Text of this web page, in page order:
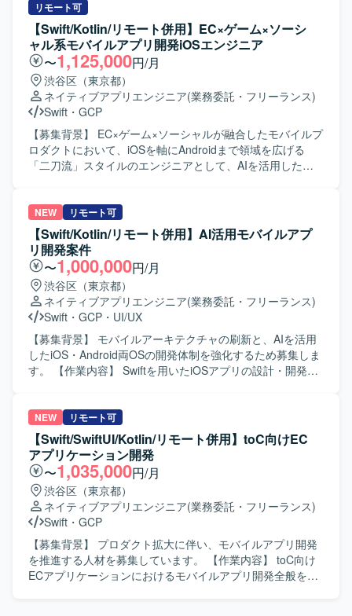
後続工程まで広く関わっていただけます。業務系モバイル
アプリや位置情報・写真登録などの機能を通じて、現場業
務の効率化や安全性向上に貢献できる点が魅力です。今
後、AI開発支援ツールを活用した開発手法の検討にも関与
いただける可能性があります。 【開発環境】
iOS（iPhone）向けアプリケーション開発環境を想定してお
り、Swiftを用いた開発を行います。バックエンドではJava
／Spring Boot、フロントエンドではReact等の技術スタッ
クと連携する想定です。また、AI開発支援ツールの活用を
検討している環境です。
装、テストまで一連の工程をご担当いただきます。また、
開発に関連する各種ドキュメントの作成も実施いただきま
す。 【求める人物像】 モバイルアプリ開発において主体的
に設計から実装、テストまで対応できる方を求めておりま
す。関係者とコミュニケーションを取りながら、品質とユ
ーザビリティを意識した開発ができる方を歓迎いたしま
す。 【ポジションの魅力】 金融系ネットバンキングサービ
スの開発に関わることで、大規模なユーザーを持つサービ
スのモバイルアプリ開発経験を積むことができます。
iOS/Androidいずれかの専門性を活かしつつ、金融ドメイン
の知見も深めていただけます。 【開発環境】 iOS/Android
リモート可
【Swift/Kotlin/リモート併用】EC×ゲーム×ソーシ
ャル系モバイルアプリ開発iOSエンジニア
〜1,125,000円/月
渋谷区（東京都）
ネイティブアプリエンジニア(業務委託・フリーランス)
Swift ・ GCP
【募集背景】 EC×ゲーム×ソーシャルが融合したモバイルプ
ロダクトにおいて、iOSを軸にAndroidまで領域を広げる
「二刀流」スタイルのエンジニアとして、AIを活用した開
QA）に加わり、仕様検討からリリース・効果分析まで一貫
してご担当いただきます。Swiftを用いたiOSアプリの設計・
開発・保守・運用を中心に、SwiftUIによるUI実装やアーキ
テクチャ設計を含めた実装・運用全般を担っていただきま
す。あわせて、Kotlinを用いたAndroidアプリ開発にも関与
し、Jetpack ComposeによるUI実装など、iOS側の知見を活
かした両OSでの開発を行っていただきます。Claudeなどの
AIツールを活用しながら実装計画の策定、コード生成、レ
ビューの効率化を進め、モバイルアーキテクチャの設計や
ドメイン分離による開発並列性向上に向けた刷新を推進し
ていただきます。また、PdM・デザイナーと連携しつつ、
す。 【求める人物像】 プロダクトのミッションやバリュー
に共感し、EC体験の可能性に興味をお持ちの方を求めてい
ます。変化の大きい環境の中でも挑戦を楽しみ、ソフトウ
ェアを軸に大きなチャレンジをしたいと考えている方にマ
ッチします。事業や顧客に近い距離で数値やユーザーの声
を捉えながら、主体的に開発をリードしていける方を歓迎
します。 【ポジションの魅力】 少数精鋭のチームにおい
て、自ら設計したモバイルアーキテクチャの上でプロダク
トが動く手触りを持ちながら開発できる環境です。AI活用
を前提としたiOS・Android両OSの「二刀流」開発プロセス
を自ら設計し、AI時代のモバイル開発の在り方を実践しな
NEW リモート可
【Swift/Kotlin/リモート併用】AI活用モバイルアプ
リ開発案件
〜1,000,000円/月
渋谷区（東京都）
ネイティブアプリエンジニア(業務委託・フリーランス)
Swift ・ GCP ・ UI/UX
【募集背景】 モバイルアーキテクチャの刷新と、AIを活用
したiOS・Android両OSの開発体制を強化するため募集しま
す。 【作業内容】 Swiftを用いたiOSアプリの設計・開発・
ード生成・レビューの効率化を行います。要件定義からリ
リース、効果分析まで一貫して担当し、モバイルアーキテ
クチャの設計・刷新も推進します。 【求める人物像】 プロ
ダクトの価値向上に向けて、オーナーシップを持ち挑戦を
続けられる方を求めています。変化の速い環境で、チーム
と連携しながら成果創出に取り組める方に適したポジショ
ンです。 【ポジションの魅力】 モバイルアーキテクチャの
設計や技術選定に深く関与できます。AIを活用したiOS・
Android両OSの開発プロセスを構築し、複雑なEC・ゲー
ム・ソーシャル領域における高難度な技術課題に取り組め
ます。 【開発環境】 Swift、Kotlin、Go、SwiftUI、Jetpack
NEW リモート可
【Swift/SwiftUI/Kotlin/リモート併用】toC向けEC
アプリケーション開発
〜1,035,000円/月
渋谷区（東京都）
ネイティブアプリエンジニア(業務委託・フリーランス)
Swift ・ GCP
【募集背景】 プロダクト拡大に伴い、モバイルアプリ開発
を推進する人材を募集しています。 【作業内容】 toC向け
ECアプリケーションにおけるモバイルアプリ開発全般をご